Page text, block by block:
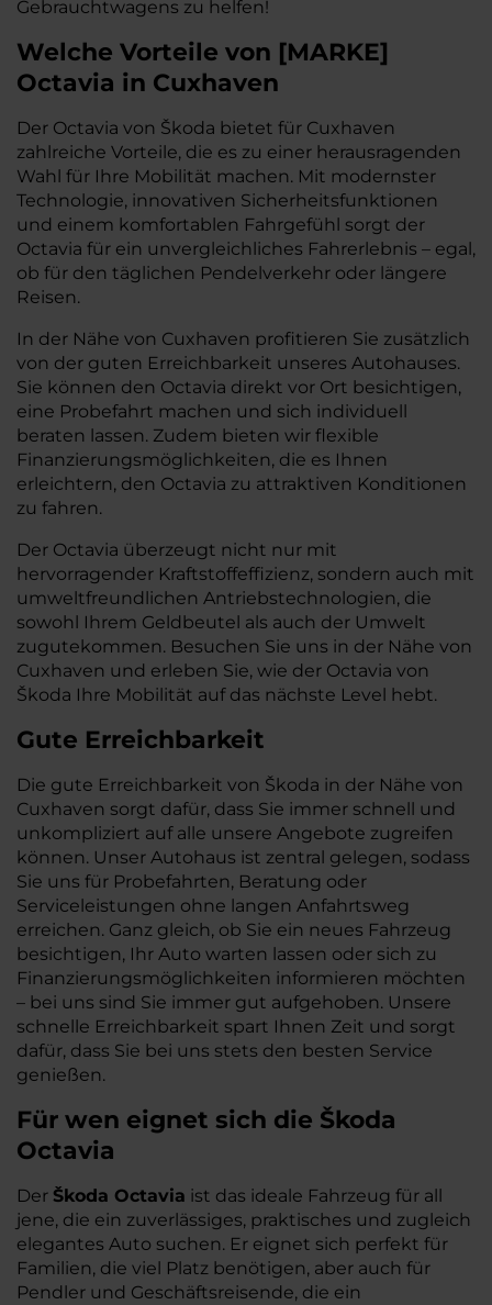
Gebrauchtwagens zu helfen!
Welche Vorteile von [MARKE]
Octavia in Cuxhaven
Der Octavia von Škoda bietet für Cuxhaven
zahlreiche Vorteile, die es zu einer herausragenden
Wahl für Ihre Mobilität machen. Mit modernster
Technologie, innovativen Sicherheitsfunktionen
und einem komfortablen Fahrgefühl sorgt der
Octavia für ein unvergleichliches Fahrerlebnis – egal,
ob für den täglichen Pendelverkehr oder längere
Reisen.
In der Nähe von Cuxhaven profitieren Sie zusätzlich
von der guten Erreichbarkeit unseres Autohauses.
Sie können den Octavia direkt vor Ort besichtigen,
eine Probefahrt machen und sich individuell
beraten lassen. Zudem bieten wir flexible
Finanzierungsmöglichkeiten, die es Ihnen
erleichtern, den Octavia zu attraktiven Konditionen
zu fahren.
Der Octavia überzeugt nicht nur mit
hervorragender Kraftstoffeffizienz, sondern auch mit
umweltfreundlichen Antriebstechnologien, die
sowohl Ihrem Geldbeutel als auch der Umwelt
zugutekommen. Besuchen Sie uns in der Nähe von
Cuxhaven und erleben Sie, wie der Octavia von
Škoda Ihre Mobilität auf das nächste Level hebt.
Gute Erreichbarkeit
Die gute Erreichbarkeit von Škoda in der Nähe von
Cuxhaven sorgt dafür, dass Sie immer schnell und
unkompliziert auf alle unsere Angebote zugreifen
können. Unser Autohaus ist zentral gelegen, sodass
Sie uns für Probefahrten, Beratung oder
Serviceleistungen ohne langen Anfahrtsweg
erreichen. Ganz gleich, ob Sie ein neues Fahrzeug
besichtigen, Ihr Auto warten lassen oder sich zu
Finanzierungsmöglichkeiten informieren möchten
– bei uns sind Sie immer gut aufgehoben. Unsere
schnelle Erreichbarkeit spart Ihnen Zeit und sorgt
dafür, dass Sie bei uns stets den besten Service
genießen.
Für wen eignet sich die Škoda
Octavia
Der Škoda Octavia ist das ideale Fahrzeug für all
jene, die ein zuverlässiges, praktisches und zugleich
elegantes Auto suchen. Er eignet sich perfekt für
Familien, die viel Platz benötigen, aber auch für
Pendler und Geschäftsreisende, die ein